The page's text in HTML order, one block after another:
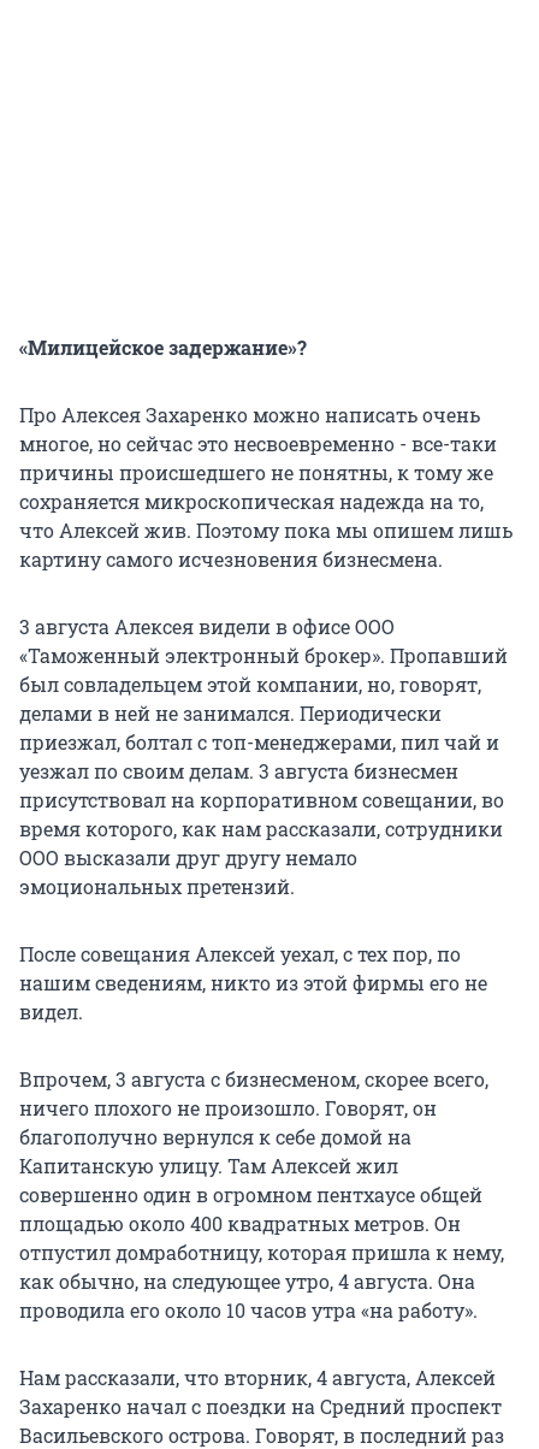
«Милицейское задержание»?
Про Алексея Захаренко можно написать очень
многое, но сейчас это несвоевременно - все-таки
причины происшедшего не понятны, к тому же
сохраняется микроскопическая надежда на то,
что Алексей жив. Поэтому пока мы опишем лишь
картину самого исчезновения бизнесмена.
3 августа Алексея видели в офисе ООО
«Таможенный электронный брокер». Пропавший
был совладельцем этой компании, но, говорят,
делами в ней не занимался. Периодически
приезжал, болтал с топ-менеджерами, пил чай и
уезжал по своим делам. 3 августа бизнесмен
присутствовал на корпоративном совещании, во
время которого, как нам рассказали, сотрудники
ООО высказали друг другу немало
эмоциональных претензий.
После совещания Алексей уехал, с тех пор, по
нашим сведениям, никто из этой фирмы его не
видел.
Впрочем, 3 августа с бизнесменом, скорее всего,
ничего плохого не произошло. Говорят, он
благополучно вернулся к себе домой на
Капитанскую улицу. Там Алексей жил
совершенно один в огромном пентхаусе общей
площадью около 400 квадратных метров. Он
отпустил домработницу, которая пришла к нему,
как обычно, на следующее утро, 4 августа. Она
проводила его около 10 часов утра «на работу».
Нам рассказали, что вторник, 4 августа, Алексей
Захаренко начал с поездки на Средний проспект
Васильевского острова. Говорят, в последний раз